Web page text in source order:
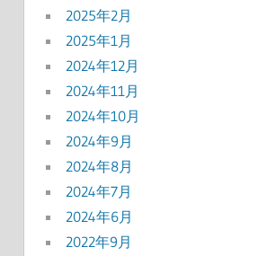
2025年2月
2025年1月
2024年12月
2024年11月
2024年10月
2024年9月
2024年8月
2024年7月
2024年6月
2022年9月